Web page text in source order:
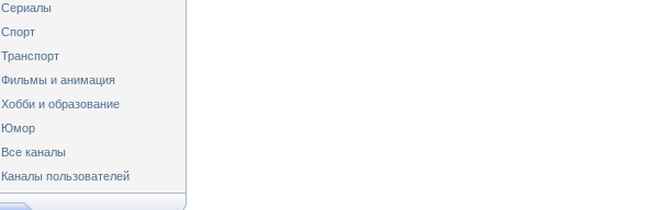
Сериалы
Спорт
Транспорт
Фильмы и анимация
Хобби и образование
Юмор
Все каналы
Каналы пользователей